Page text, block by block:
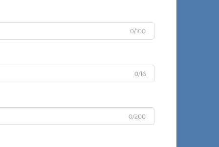
0/100
0/16
0/200